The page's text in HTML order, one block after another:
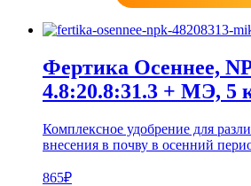
Фертика Осеннее,
4.8:20.8:31.3 + МЭ, 5
Комплексное удобрение для
внесения в почву в осенний
865₽